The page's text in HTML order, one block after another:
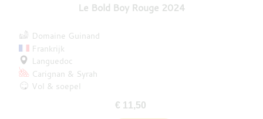
Le Bold Boy Rouge 2024
Domaine Guinand
Frankrijk
Languedoc
Carignan
Syrah
Vol & soepel
€ 11,50